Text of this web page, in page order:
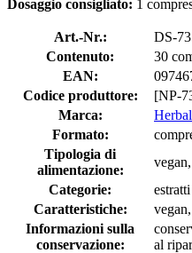
Dosaggio consigliato: 1
Art.-Nr.:
DS-
Contenuto:
30
EAN:
Codice produttore:
[NP-
Marca:
Formato:
Tipologia di
alimentazione:
Categorie:
Caratteristiche:
Informazioni sulla
conservazione:
al